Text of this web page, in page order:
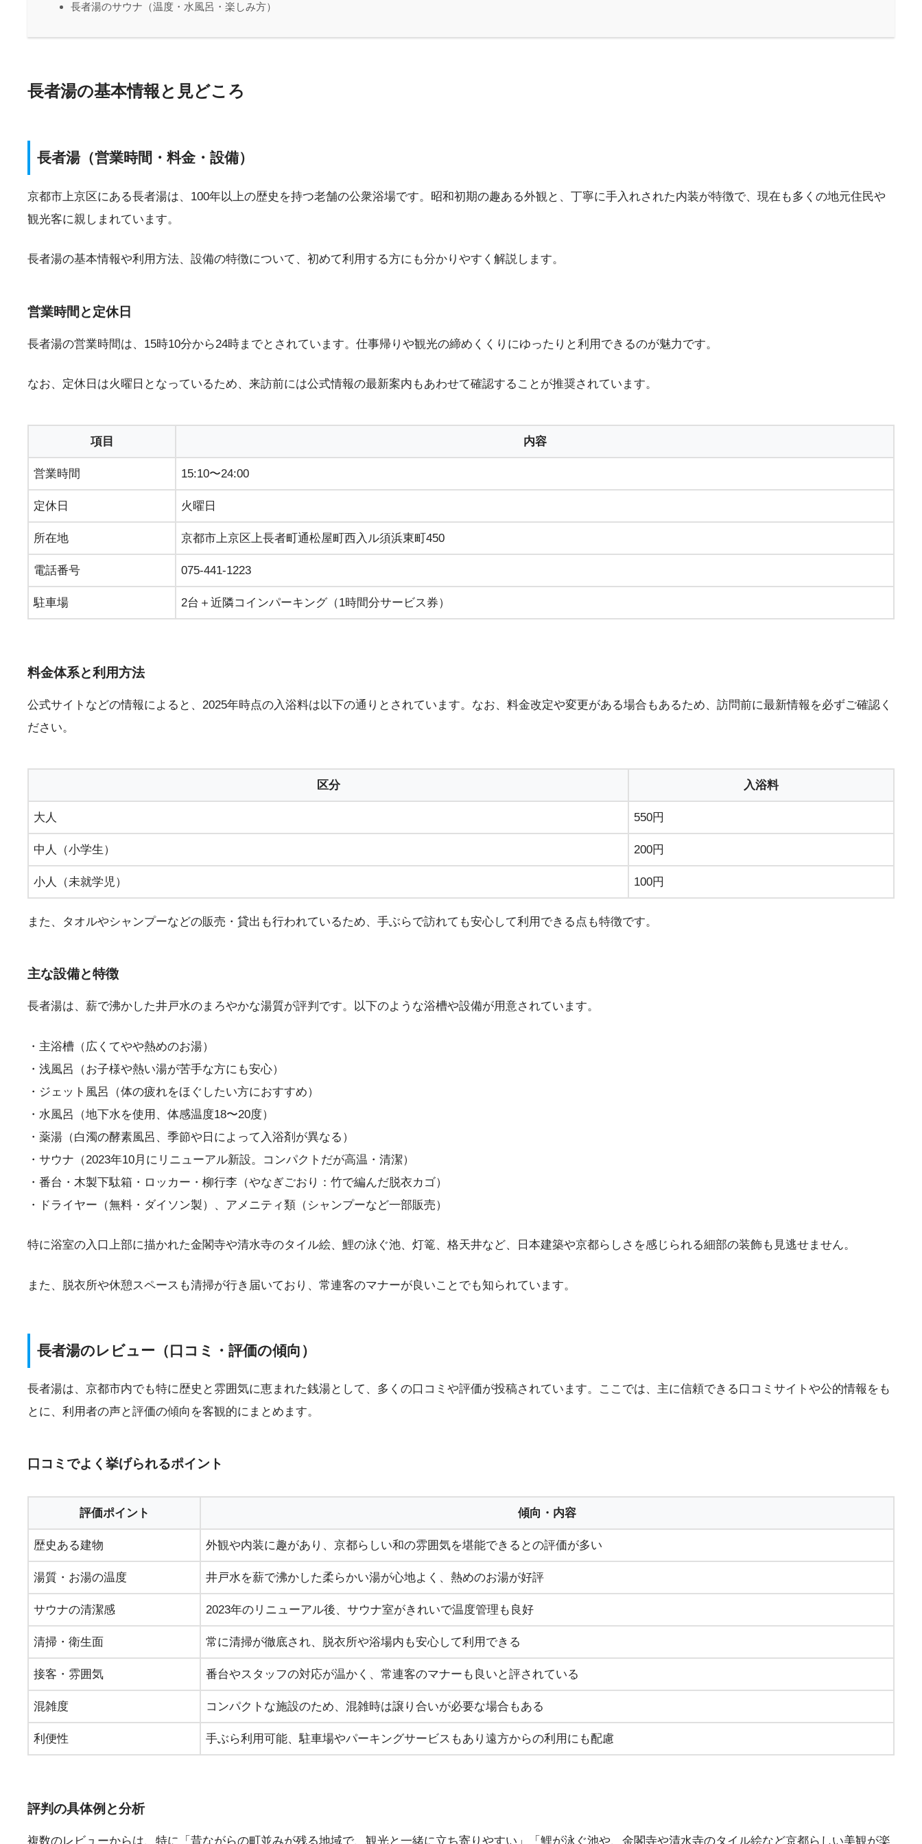
長者湯のサウナ（温度・水風呂・楽しみ方）
長者湯の基本情報と見どころ
長者湯（営業時間・料金・設備）
京都市上京区にある長者湯は、100年以上の歴史を持つ老舗の公衆浴場です。昭和初期の趣ある外観と、丁寧に手入れされた内装が特徴で、現在も多くの地元住民や
観光客に親しまれています。
長者湯の基本情報や利用方法、設備の特徴について、初めて利用する方にも分かりやすく解説します。
営業時間と定休日
長者湯の営業時間は、15時10分から24時までとされています。仕事帰りや観光の締めくくりにゆったりと利用できるのが魅力です。
なお、定休日は火曜日となっているため、来訪前には公式情報の最新案内もあわせて確認することが推奨されています。
項目 内容
営業時間 15:10〜24:00
定休日 火曜日
所在地 京都市上京区上長者町通松屋町西入ル須浜東町450
電話番号 075-441-1223
駐車場 2台＋近隣コインパーキング（1時間分サービス券）
料金体系と利用方法
公式サイトなどの情報によると、2025年時点の入浴料は以下の通りとされています。なお、料金改定や変更がある場合もあるため、訪問前に最新情報を必ずご確認く
ださい。
区分 入浴料
大人 550円
中人（小学生） 200円
小人（未就学児） 100円
また、タオルやシャンプーなどの販売・貸出も行われているため、手ぶらで訪れても安心して利用できる点も特徴です。
主な設備と特徴
長者湯は、薪で沸かした井戸水のまろやかな湯質が評判です。以下のような浴槽や設備が用意されています。
・主浴槽（広くてやや熱めのお湯）
・浅風呂（お子様や熱い湯が苦手な方にも安心）
・ジェット風呂（体の疲れをほぐしたい方におすすめ）
・水風呂（地下水を使用、体感温度18〜20度）
・薬湯（白濁の酵素風呂、季節や日によって入浴剤が異なる）
・サウナ（2023年10月にリニューアル新設。コンパクトだが高温・清潔）
・番台・木製下駄箱・ロッカー・柳行李（やなぎごおり：竹で編んだ脱衣カゴ）
・ドライヤー（無料・ダイソン製）、アメニティ類（シャンプーなど一部販売）
特に浴室の入口上部に描かれた金閣寺や清水寺のタイル絵、鯉の泳ぐ池、灯篭、格天井など、日本建築や京都らしさを感じられる細部の装飾も見逃せません。
また、脱衣所や休憩スペースも清掃が行き届いており、常連客のマナーが良いことでも知られています。
長者湯のレビュー（口コミ・評価の傾向）
長者湯は、京都市内でも特に歴史と雰囲気に恵まれた銭湯として、多くの口コミや評価が投稿されています。ここでは、主に信頼できる口コミサイトや公的情報をも
とに、利用者の声と評価の傾向を客観的にまとめます。
口コミでよく挙げられるポイント
評価ポイント 傾向・内容
歴史ある建物 外観や内装に趣があり、京都らしい和の雰囲気を堪能できるとの評価が多い
湯質・お湯の温度 井戸水を薪で沸かした柔らかい湯が心地よく、熱めのお湯が好評
サウナの清潔感 2023年のリニューアル後、サウナ室がきれいで温度管理も良好
清掃・衛生面 常に清掃が徹底され、脱衣所や浴場内も安心して利用できる
接客・雰囲気 番台やスタッフの対応が温かく、常連客のマナーも良いと評されている
混雑度 コンパクトな施設のため、混雑時は譲り合いが必要な場合もある
利便性 手ぶら利用可能、駐車場やパーキングサービスもあり遠方からの利用にも配慮
評判の具体例と分析
複数のレビューからは、特に「昔ながらの町並みが残る地域で、観光と一緒に立ち寄りやすい」「鯉が泳ぐ池や、金閣寺や清水寺のタイル絵など京都らしい美観が楽